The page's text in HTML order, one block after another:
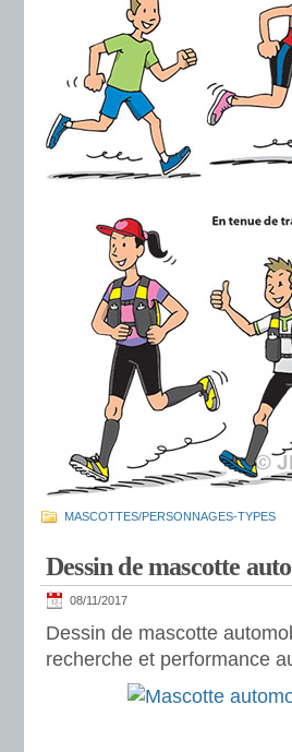
MASCOTTES/PERSONNAGES-TYPES
Dessin de mascotte
08/11/2017
Dessin de mascotte
recherche et performance